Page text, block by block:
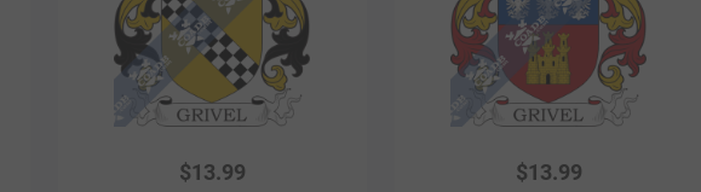
$13.99 $13.99